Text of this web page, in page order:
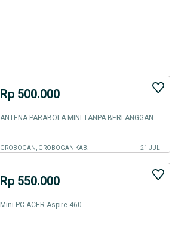
Rp 500.000
GROBOGAN, GROBOGAN KAB. 21 JUL
Rp 550.000
Mini PC ACER Aspire 460